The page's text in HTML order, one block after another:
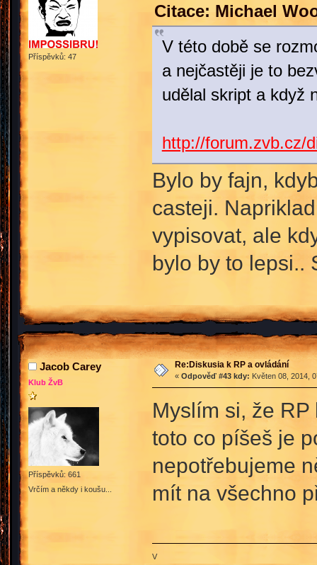
Příspěvků: 47
Citace: Michael
V této době se
a nejčastěji je to
udělal skript a když
http://forum.zvb.cz/
Bylo by fajn,
casteji.
vypisovat, ale
bylo by to lepsi..
Jacob Carey
Klub ŽvB
Příspěvků: 661
Vrčím a někdy i koušu...
Re:Diskusia k RP a ovládání
« Odpověď #43 kdy: Květen 08, 2014,
Myslím si, že
toto co píšeš je
nepotřebujeme
mít na všechno
V